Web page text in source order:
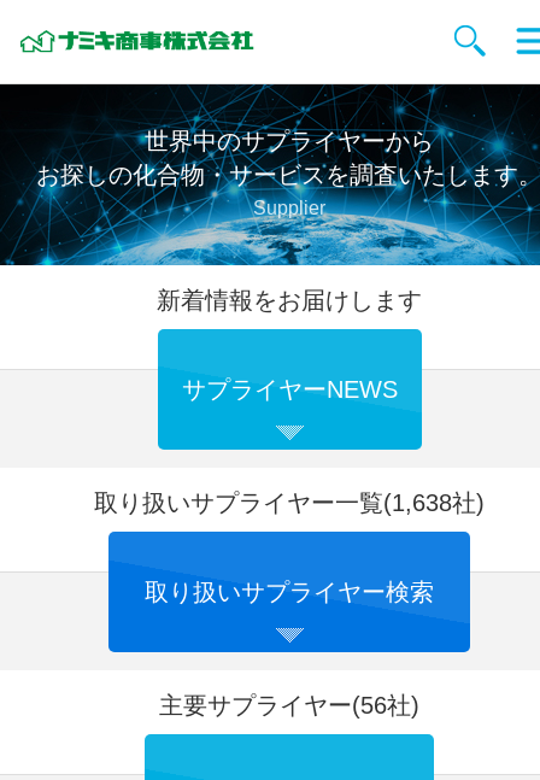
Supplier
世界中のサプライヤーから
お探しの化合物・サービスを調査いたします
新着情報をお届けします
サプライヤーNEWS
取り扱いサプライヤー一覧(1,638社)
取り扱いサプライヤー検索
主要サプライヤー(56社)